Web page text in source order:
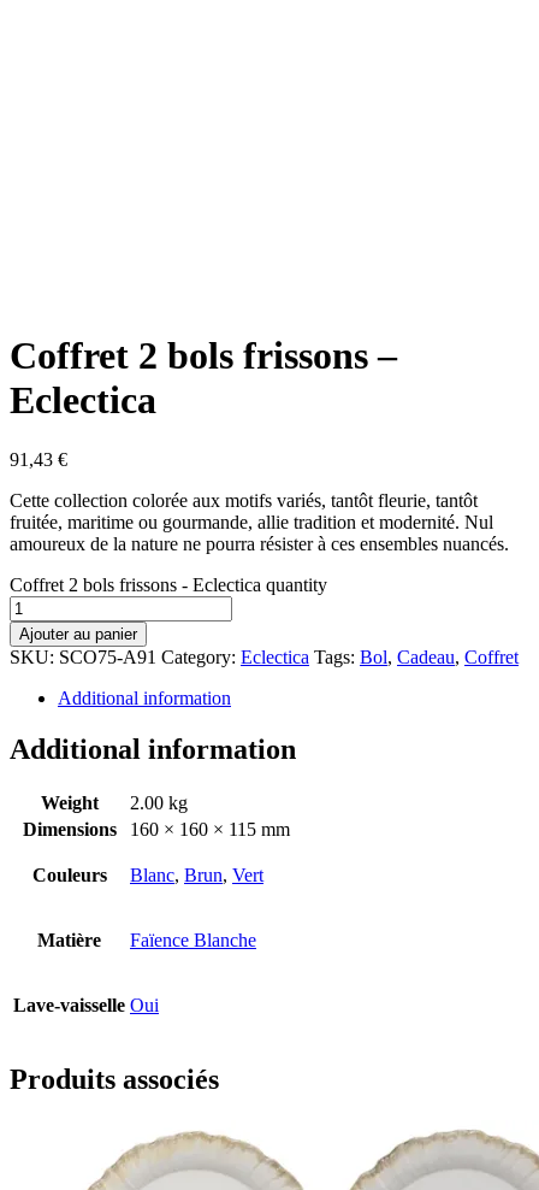
Coffret 2 bols frissons –
Eclectica
91,43 €
Cette collection colorée aux motifs variés, tantôt fleurie, tantôt
fruitée, maritime ou gourmande, allie tradition et modernité. Nul
amoureux de la nature ne pourra résister à ces ensembles nuancés.
Coffret 2 bols frissons - Eclectica quantity
Ajouter au panier
SKU: SCO75-A91 Category: Eclectica Tags: Bol, Cadeau, Coffret
Additional information
Additional information
Weight
2.00 kg
Dimensions
160 × 160 × 115 mm
Couleurs Blanc, Brun, Vert
Matière Faïence Blanche
Lave-vaisselle Oui
Produits associés